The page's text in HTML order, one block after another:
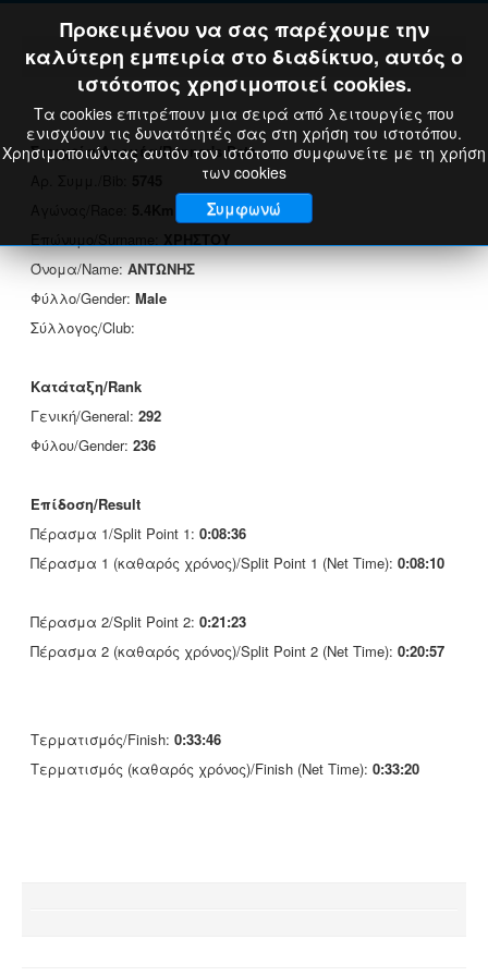
Στοιχεία Δρομέα/Runner's Data
Όνομα/Name:ΑΝΤΩΝΗΣ
Φύλλο/Gender: Male
Σύλλογος/Club:
Κατάταξη/Rank
Γενική/General: 292
Φύλου/Gender: 236
Επίδοση/Result
Πέρασμα 1/Split Point 1: 0:08:36
Πέρασμα 1 (καθαρός χρόνος)/Split Point 1 (Net Time): 0:08:10
Πέρασμα 2/Split Point 2: 0:21:23
Πέρασμα 2 (καθαρός χρόνος)/Split Point 2 (Net Time): 0:20:57
Τερματισμός/Finish: 0:33:46
Τερματισμός (καθαρός χρόνος)/Finish (Net Time): 0:33:20
Προκειμένου να σας παρέχουμε την
καλύτερη εμπειρία στο διαδίκτυο, αυτός ο
ιστότοπος χρησιμοποιεί cookies.
Τα cookies επιτρέπουν μια σειρά από λειτουργίες που
ενισχύουν τις δυνατότητές σας στη χρήση του ιστοτόπου.
Χρησιμοποιώντας αυτόν τον ιστότοπο συμφωνείτε με τη χρήση
των cookies
Συμφωνώ